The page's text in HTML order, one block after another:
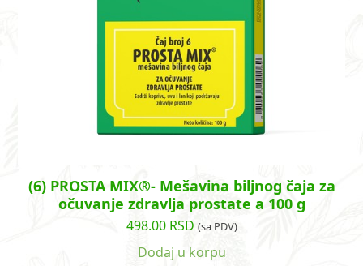
(6) PROSTA MIX®- Mešavina biljnog čaja za
očuvanje zdravlja prostate a 100 g
498.00 RSD (sa PDV)
Dodaj u korpu